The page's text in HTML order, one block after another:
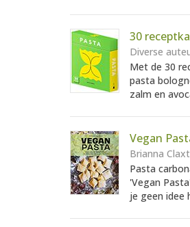
30
Diverse
Met de 30
pasta
zalm en
Vegan
Brianna
Pasta
'Vegan
je geen idee